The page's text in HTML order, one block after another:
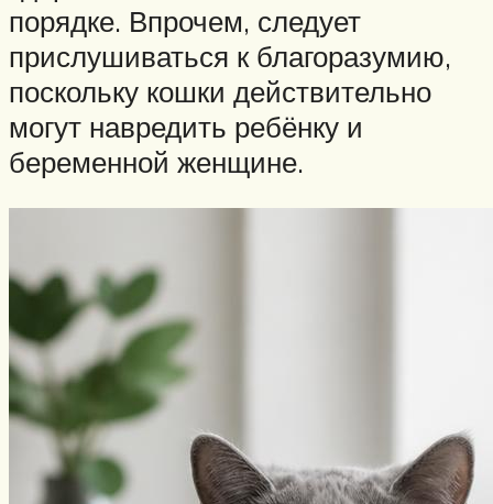
порядке. Впрочем, следует
прислушиваться к благоразумию,
поскольку кошки действительно
могут навредить ребёнку и
беременной женщине.